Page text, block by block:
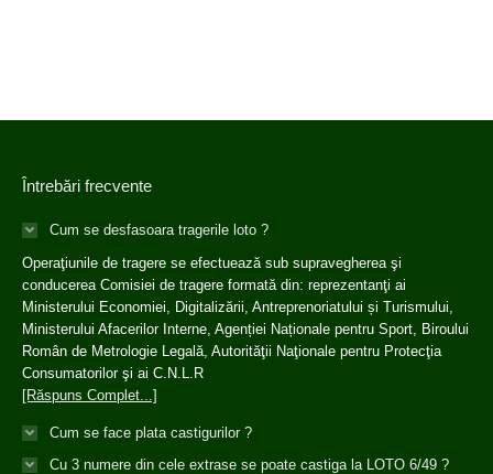
Întrebări frecvente
Cum se desfasoara tragerile loto ?
Operaţiunile de tragere se efectuează sub supravegherea şi
conducerea Comisiei de tragere formată din: reprezentanţi ai
Ministerului Economiei, Digitalizării, Antreprenoriatului și Turismului,
Ministerului Afacerilor Interne, Agenției Naționale pentru Sport, Biroului
Român de Metrologie Legală, Autorităţii Naţionale pentru Protecţia
Consumatorilor şi ai C.N.L.R
[Răspuns Complet...]
Cum se face plata castigurilor ?
Cu 3 numere din cele extrase se poate castiga la LOTO 6/49 ?